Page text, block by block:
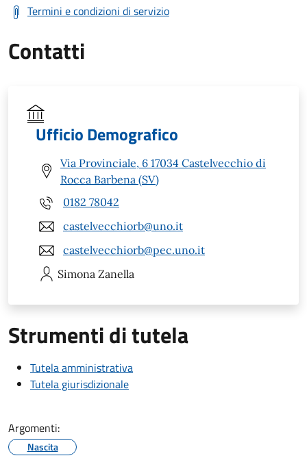
Termini e condizioni di servizio
Contatti
Ufficio Demografico
Via Provinciale, 6 17034 Castelvecchio di
Rocca Barbena (SV)
0182 78042
castelvecchiorb@uno.it
castelvecchiorb@pec.uno.it
Simona Zanella
Strumenti di tutela
Tutela amministrativa
Tutela giurisdizionale
Argomenti:
Nascita